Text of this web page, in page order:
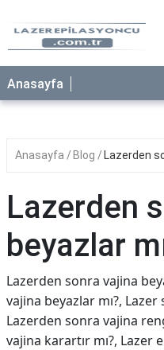
Anasayfa
Anasayfa Blog Lazerden
Lazerden
beyazlar
Lazerden sonra vajina
vajina beyazlar mı?,
Lazerden sonra vajina
vajina karartır mı?, Lazer